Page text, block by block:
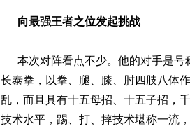
向最强王者之位发起挑战
本次对阵看点不少。他的对手是号
长泰拳，以拳、腿、膝、肘四肢八体
乱，而且具有十五母招、十五子招，
技术水平，踢、打、摔技术堪称一流